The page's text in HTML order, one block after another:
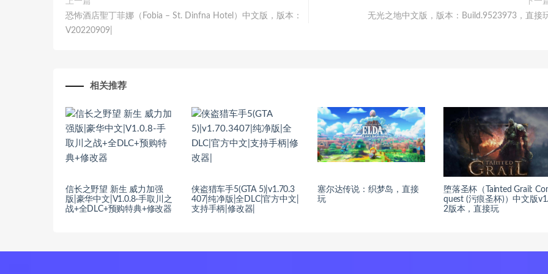
恐怖酒店聖丁菲娜（Fobia – St. Dinfna Hotel）中文版，版本：
V20220909|
无光之地中文版，版本：Build.9523973，直接
相关推荐
信长之野望 新生 威力加强
版|豪华中文|V1.0.8-手取川之
战+全DLC+预购特典+修改器
侠盗猎车手5(GTA 5)|v1.70.3
407|纯净版|全DLC|官方中文|
支持手柄|修改器|
塞尔达传说：织梦岛，直接
玩
堕落圣杯（Tainted Grail:
quest (污痕圣杯)）中文版v1.
2版本，直接玩